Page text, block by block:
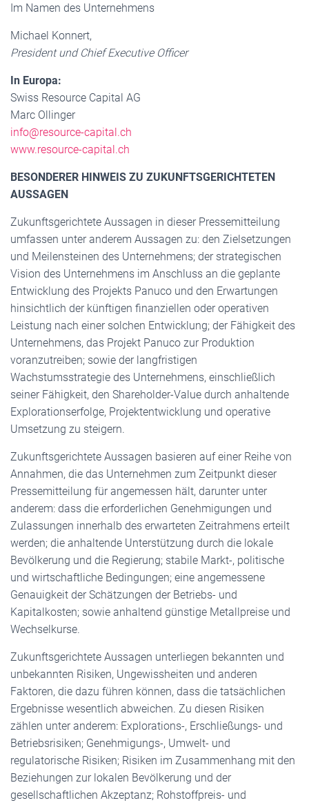
Im Namen des Unternehmens
Michael Konnert,
President und Chief Executive Officer
In Europa:
Swiss Resource Capital AG
Marc Ollinger
info@resource-capital.ch
www.resource-capital.ch
BESONDERER HINWEIS ZU ZUKUNFTSGERICHTETEN
AUSSAGEN
Zukunftsgerichtete Aussagen in dieser Pressemitteilung
umfassen unter anderem Aussagen zu: den Zielsetzungen
und Meilensteinen des Unternehmens; der strategischen
Vision des Unternehmens im Anschluss an die geplante
Entwicklung des Projekts Panuco und den Erwartungen
hinsichtlich der künftigen finanziellen oder operativen
Leistung nach einer solchen Entwicklung; der Fähigkeit des
Unternehmens, das Projekt Panuco zur Produktion
voranzutreiben; sowie der langfristigen
Wachstumsstrategie des Unternehmens, einschließlich
seiner Fähigkeit, den Shareholder-Value durch anhaltende
Explorationserfolge, Projektentwicklung und operative
Umsetzung zu steigern.
Zukunftsgerichtete Aussagen basieren auf einer Reihe von
Annahmen, die das Unternehmen zum Zeitpunkt dieser
Pressemitteilung für angemessen hält, darunter unter
anderem: dass die erforderlichen Genehmigungen und
Zulassungen innerhalb des erwarteten Zeitrahmens erteilt
werden; die anhaltende Unterstützung durch die lokale
Bevölkerung und die Regierung; stabile Markt-, politische
und wirtschaftliche Bedingungen; eine angemessene
Genauigkeit der Schätzungen der Betriebs- und
Kapitalkosten; sowie anhaltend günstige Metallpreise und
Wechselkurse.
Zukunftsgerichtete Aussagen unterliegen bekannten und
unbekannten Risiken, Ungewissheiten und anderen
Faktoren, die dazu führen können, dass die tatsächlichen
Ergebnisse wesentlich abweichen. Zu diesen Risiken
zählen unter anderem: Explorations-, Erschließungs- und
Betriebsrisiken; Genehmigungs-, Umwelt- und
regulatorische Risiken; Risiken im Zusammenhang mit den
Beziehungen zur lokalen Bevölkerung und der
gesellschaftlichen Akzeptanz; Rohstoffpreis- und